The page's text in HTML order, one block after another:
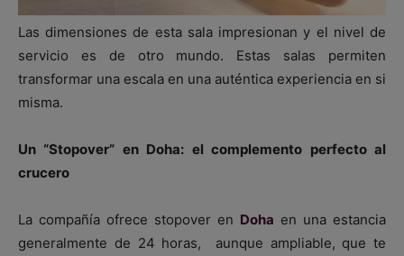
Las dimensiones de esta sala impresionan y el nivel de
servicio es de otro mundo. Estas salas permiten
transformar una escala en una auténtica experiencia en si
misma.
Un “Stopover” en Doha: el complemento perfecto al
crucero
La compañía ofrece stopover en Doha en una estancia
generalmente de 24 horas, aunque ampliable, que te